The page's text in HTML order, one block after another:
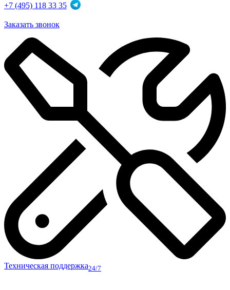
+7 (495) 118 33 35
Заказать звонок
Техническая поддержка24/7